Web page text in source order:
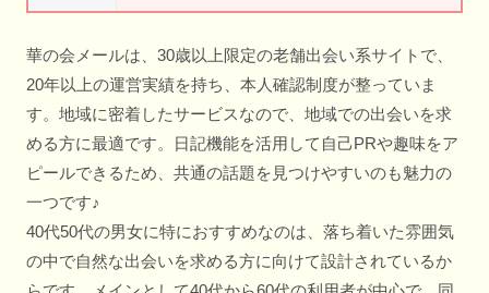
華の会メールは、30歳以上限定の老舗出会い系サイトで、
20年以上の運営実績を持ち、本人確認制度が整っていま
す。地域に密着したサービスなので、地域での出会いを求
める方に最適です。日記機能を活用して自己PRや趣味をア
ピールできるため、共通の話題を見つけやすいのも魅力の
一つです♪
40代50代の男女に特におすすめなのは、落ち着いた雰囲気
の中で自然な出会いを求める方に向けて設計されているか